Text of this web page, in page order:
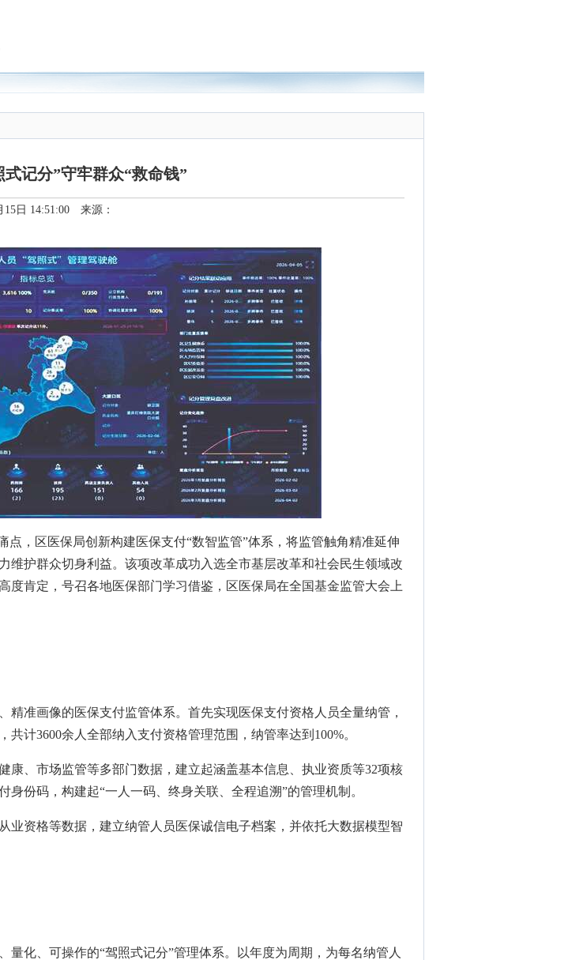
式记分”守牢群众“救命钱”
15日 14:51:00 来源：
点，区医保局创新构建医保支付“数智监管”体系，将监管触角精准延伸
维护群众切身利益。该项改革成功入选全市基层改革和社会民生领域改
肯定，号召各地医保部门学习借鉴，区医保局在全国基金监管大会上
准画像的医保支付监管体系。首先实现医保支付资格人员全量纳管，
计3600余人全部纳入支付资格管理范围，纳管率达到100%。
康、市场监管等多部门数据，建立起涵盖基本信息、执业资质等32项核
份码，构建起“一人一码、终身关联、全程追溯”的管理机制。
业资格等数据，建立纳管人员医保诚信电子档案，并依托大数据模型智
化、可操作的“驾照式记分”管理体系。以年度为周期，为每名纳管人